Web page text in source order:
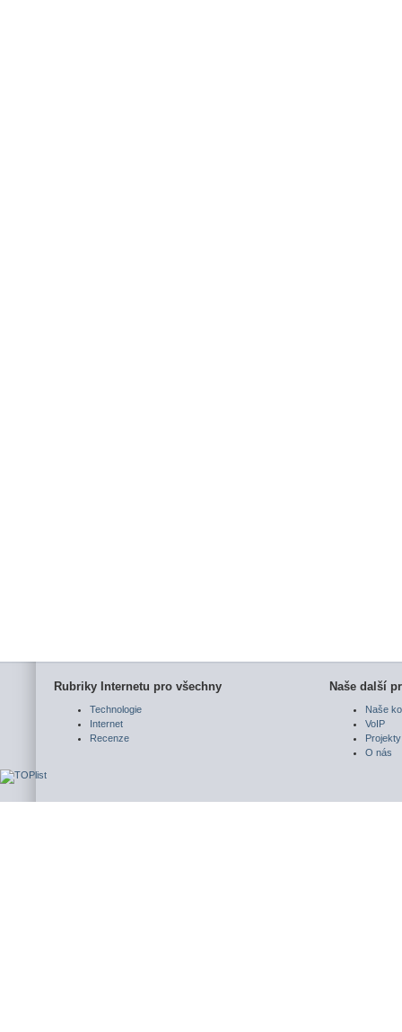
Rubriky Internetu pro všechny
Technologie
Internet
Recenze
Naše další
Naše
VoIP
Projekty
O nás